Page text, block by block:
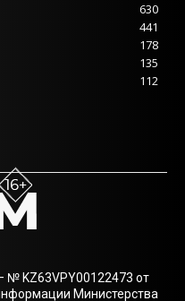
630
441
178
135
112
№ KZ63VPY00122473 от
Министерства